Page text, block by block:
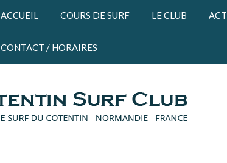
ACCUEIL COURS DE SURF LE CLUB
CONTACT / HORAIRES